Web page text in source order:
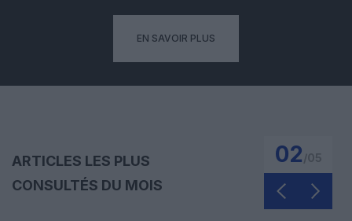
EN SAVOIR PLUS
ARTICLES LES PLUS
CONSULTÉS DU MOIS
02